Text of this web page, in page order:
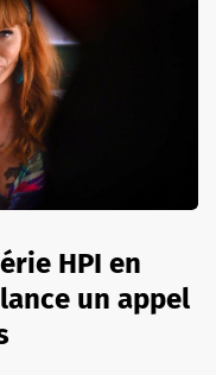
HPI en
un appel